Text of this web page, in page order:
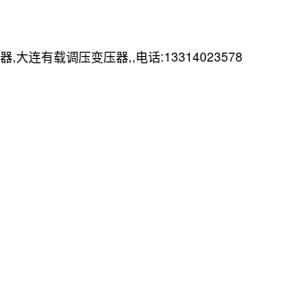
,大连有载调压变压器,,电话:13314023578